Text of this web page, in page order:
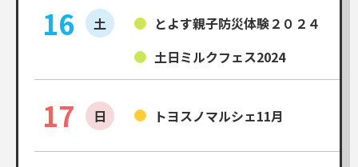
16 土
とよす親子防災体験２０２４
土日ミルクフェス2024
17 日 トヨスノマルシェ11月